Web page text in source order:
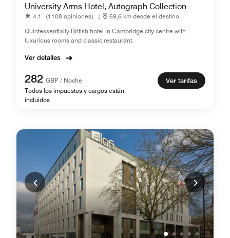
University Arms Hotel, Autograph Collection
4.1 (1108 opiniones) |
69,6 km desde el destino
Quintessentially British hotel in Cambridge city centre with
luxurious rooms and classic restaurant.
Ver detalles
282 GBP / Noche
Todos los impuestos y cargos están
incluidos
Ver tarifas